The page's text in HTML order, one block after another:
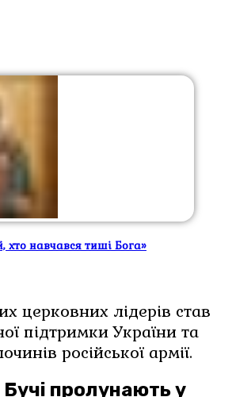
хто навчався тиші Бога»
підтримки України та
російської армії.
Бучі пролунають у